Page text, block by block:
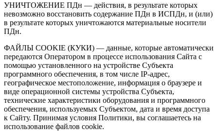
УНИЧТОЖЕНИЕ ПДн — действия, в результате которых
невозможно восстановить содержание ПДн в ИСПДн, и (или)
в результате которых уничтожаются материальные носители
ПДн.
ФАЙЛЫ COOKIE (КУКИ) — данные, которые автоматически
передаются Оператором в процессе использования Сайта с
помощью установленного на устройстве Субъекта
программного обеспечения, в том числе IP-адрес,
географическое местоположение, информация о браузере и
виде операционной системы устройства Субъекта,
технические характеристики оборудования и программного
обеспечения, используемых Субъектом, дата и время доступа
к Сайту. Принимая условия Политики, вы соглашаетесь на
использование файлов cookie.